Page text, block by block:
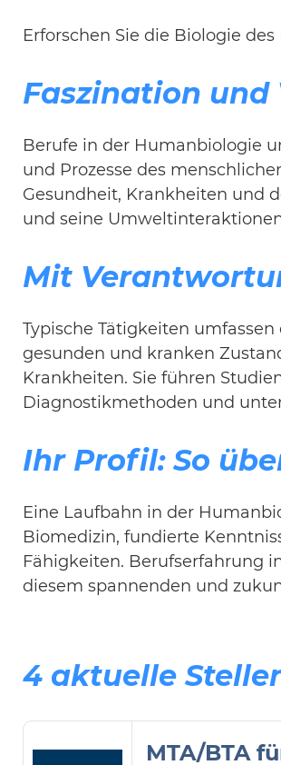
Erforschen Sie die Biologie
Faszination
Berufe in der Humanbiologie
und Prozesse des
Gesundheit, Krankheiten und
und seine
Mit
Typische Tätigkeiten
gesunden und kranken
Krankheiten. Sie führen
Diagnostikmethoden und
Ihr Profil: So
Eine Laufbahn in der
Biomedizin, fundierte
Fähigkeiten. Berufserfahrung
diesem spannenden und
4 aktuelle
MTA/BTA